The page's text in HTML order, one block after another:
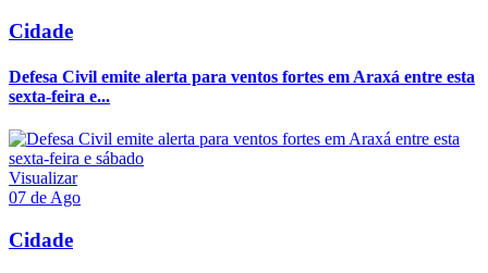
Cidade
Defesa Civil emite alerta para ventos fortes em Araxá entre esta
sexta-feira e...
Visualizar
07 de Ago
Cidade